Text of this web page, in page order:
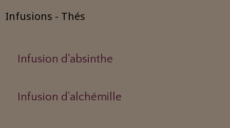
Infusions - Thés
Infusion d'absinthe
Infusion d'alchémille